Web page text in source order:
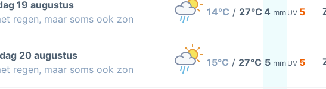
19 augustus
regen, maar soms ook zon
14°C / 27°C 4 mm UV 5
20 augustus
regen, maar soms ook zon
15°C / 27°C 5 mm UV 5